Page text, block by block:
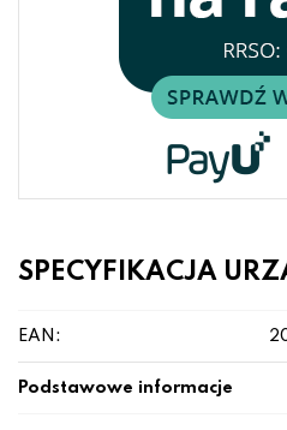
SPECYFIKACJA
EAN:
Podstawowe informacje